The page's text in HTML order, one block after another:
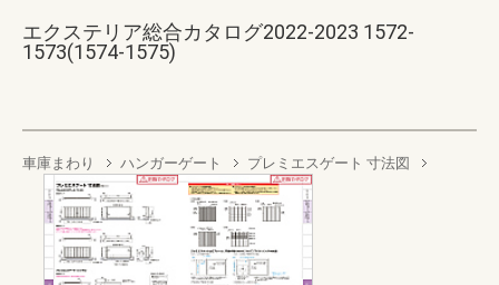
エクステリア総合カタログ2022-2023 1572-
1573(1574-1575)
車庫まわり ハンガーゲート プレミエスゲート 寸法図